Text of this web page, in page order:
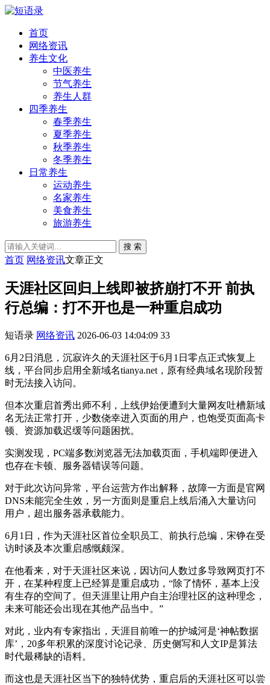
首页
网络资讯
养生文化
中医养生
节气养生
养生人群
四季养生
春季养生
夏季养生
秋季养生
冬季养生
日常养生
运动养生
名家养生
美食养生
旅游养生
搜 索
首页 网络资讯文章正文
天涯社区回归上线即被挤崩打不开 前执
行总编：打不开也是一种重启成功
短语录 网络资讯 2026-06-03 14:04:09 33
6月2日消息，沉寂许久的天涯社区于6月1日零点正式恢复上
线，平台同步启用全新域名tianya.net，原有经典域名现阶段暂
时无法接入访问。
但本次重启首秀出师不利，上线伊始便遭到大量网友吐槽新域
名无法正常打开，少数侥幸进入页面的用户，也饱受页面高卡
顿、资源加载迟缓等问题困扰。
实测发现，PC端多数浏览器无法加载页面，手机端即便进入
也存在卡顿、服务器错误等问题。
对于此次访问异常，平台运营方作出解释，故障一方面是官网
DNS未能完全生效，另一方面则是重启上线后涌入大量访问
用户，超出服务器承载能力。
6月1日，作为天涯社区首位全职员工、前执行总编，宋铮在受
访时谈及本次重启感慨颇深。
在他看来，对于天涯社区来说，因访问人数过多导致网页打不
开，在某种程度上已经算是重启成功，“除了情怀，基本上没
有生存的空间了。但天涯里让用户自主治理社区的这种理念，
未来可能还会出现在其他产品当中。”
对此，业内有专家指出，天涯目前唯一的护城河是‘神帖数据
库’，20多年积累的深度讨论记录、历史侧写和人文IP是算法
时代最稀缺的语料。
而这也是天涯社区当下的独特优势，重启后的天涯社区可以尝